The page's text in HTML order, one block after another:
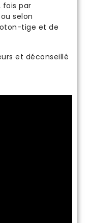
fois par
selon
tige et de
et déconseillé